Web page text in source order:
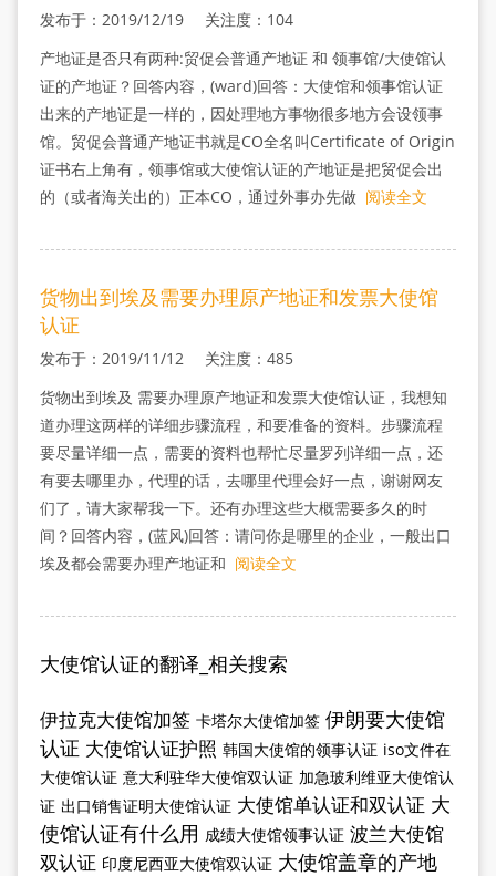
发布于：2019/12/19 关注度：104
产地证是否只有两种:贸促会普通产地证 和 领事馆/大使馆认
证的产地证？回答内容，(ward)回答：大使馆和领事馆认证
出来的产地证是一样的，因处理地方事物很多地方会设领事
馆。贸促会普通产地证书就是CO全名叫Certificate of Origin
证书右上角有，领事馆或大使馆认证的产地证是把贸促会出
的（或者海关出的）正本CO，通过外事办先做 阅读全文
货物出到埃及需要办理原产地证和发票大使馆
认证
发布于：2019/11/12 关注度：485
货物出到埃及 需要办理原产地证和发票大使馆认证，我想知
道办理这两样的详细步骤流程，和要准备的资料。步骤流程
要尽量详细一点，需要的资料也帮忙尽量罗列详细一点，还
有要去哪里办，代理的话，去哪里代理会好一点，谢谢网友
们了，请大家帮我一下。还有办理这些大概需要多久的时
间？回答内容，(蓝风)回答：请问你是哪里的企业，一般出口
埃及都会需要办理产地证和 阅读全文
大使馆认证的翻译_相关搜索
伊拉克大使馆加签 卡塔尔大使馆加签 伊朗要大使馆
认证 大使馆认证护照 韩国大使馆的领事认证 iso文件在
大使馆认证 意大利驻华大使馆双认证 加急玻利维亚大使馆认
证 出口销售证明大使馆认证 大使馆单认证和双认证 大
使馆认证有什么用 成绩大使馆领事认证 波兰大使馆
双认证 印度尼西亚大使馆双认证 大使馆盖章的产地